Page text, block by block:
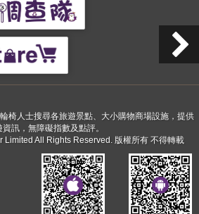
椅人士搜尋各旅遊景點、大小購物商場設施，提供
訊，無障礙指數及點評。
Limited All Rights Reserved. 版權所有 不得轉載